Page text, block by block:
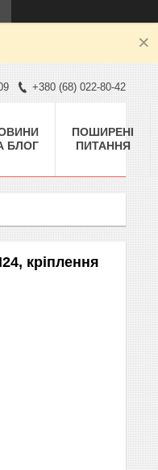
+380 (68) 022-80-42
БЛОГ
ПОШИРЕНІ
ПИТАННЯ
кріплення